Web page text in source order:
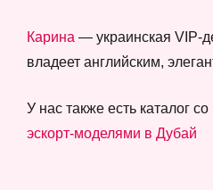
Карина — украинская VIP-
владеет английским,
У нас также есть каталог
эскорт-моделями в Дубай